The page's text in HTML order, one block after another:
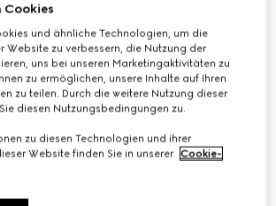
Baumwolle mit Web
Cookies
und ähnliche Technologien, um die
Website zu verbessern, die Nutzung der
uns bei unseren Marketingaktivitäten zu
zu ermöglichen, unsere Inhalte auf Ihren
zu teilen. Durch die weitere Nutzung dieser
diesen Nutzungsbedingungen zu.
zu diesen Technologien und ihrer
Website finden Sie in unserer Cookie-